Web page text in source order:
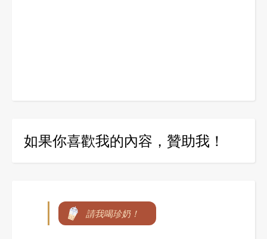
如果你喜歡我的內容，贊助我！
請我喝珍奶！